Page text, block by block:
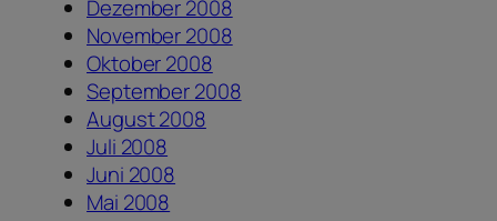
Dezember 2008
November 2008
Oktober 2008
September 2008
August 2008
Juli 2008
Juni 2008
Mai 2008